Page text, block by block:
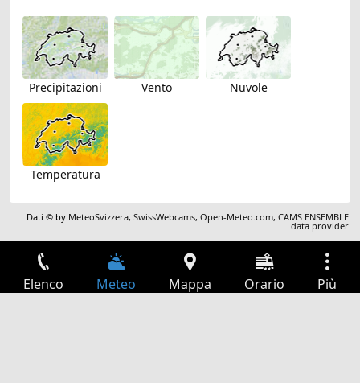
Precipitazioni Vento Nuvole
Temperatura
Dati © by MeteoSvizzera,SwissWebcams,Open-Meteo.com,CAMS ENSEMBLE
data provider
Elenco Meteo Mappa Orario Più